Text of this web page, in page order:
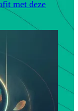
met deze